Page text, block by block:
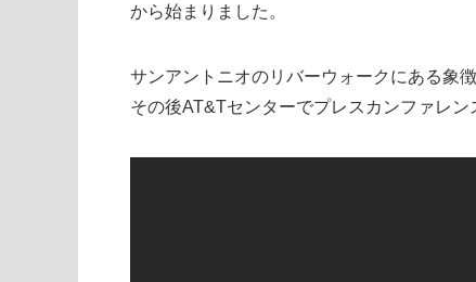
から始まりました。
サンアントニオのリバーウォークにある象
その後AT&Tセンターでプレスカンファレン